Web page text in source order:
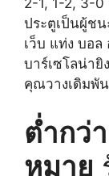
2-1, 1-2, 3-
ประตูเป็นผู้ช
เว็บ แท่ง บอล
บาร์เซโลน่ายิ
คุณวางเดิมพั
ต่ำกว่
หมาย